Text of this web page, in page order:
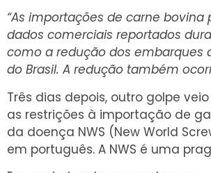
“As importações de carne
dados comerciais reportados
como a redução dos embarques
do Brasil. A redução também
Três dias depois, outro golpe
as restrições à importação de
da doença NWS (New World
em português. A NWS é uma